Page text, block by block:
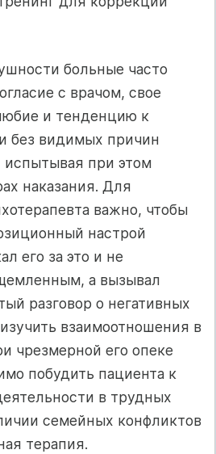
больные часто
с врачом, свое
и тенденцию к
без видимых причин
при этом
наказания. Для
важно, чтобы
настрой
его за это и не
а вызывал
разговор о негативных
взаимоотношения в
чрезмерной его опеке
побудить пациента к
в трудных
семейных конфликтов
терапия.